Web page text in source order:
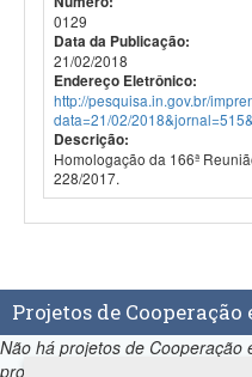
0129
Data da Publicação:
21/02/2018
Endereço Eletrônico:
http://pesquisa.in.gov.br/
data=21/02/
Descrição:
Homologação da 166ª
228/2017.
Projetos de
Não há projetos de Cooperação
programa.